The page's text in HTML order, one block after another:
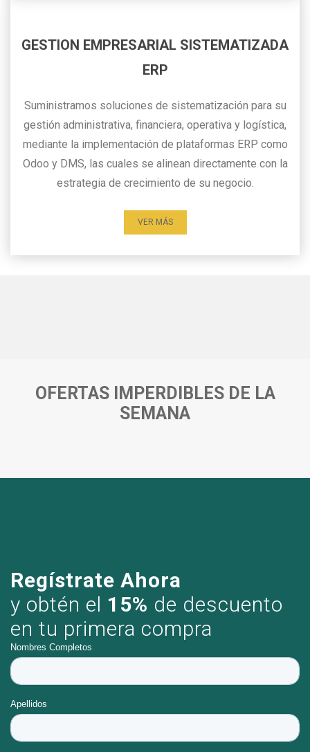
GESTION EMPRESARIAL SISTEMATIZADA
ERP
Suministramos soluciones de sistematización para su
gestión administrativa, financiera, operativa y logística,
mediante la implementación de plataformas ERP como
Odoo y DMS, las cuales se alinean directamente con la
estrategia de crecimiento de su negocio.
VER MÁS
OFERTAS IMPERDIBLES DE LA
SEMANA
Regístrate Ahora
y obtén el 15% de descuento
en tu primera compra